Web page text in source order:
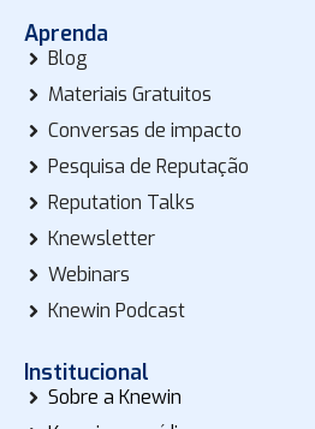
Aprenda
Blog
Materiais Gratuitos
Conversas de impacto
Pesquisa de Reputação
Reputation Talks
Knewsletter
Webinars
Knewin Podcast
Institucional
Sobre a Knewin